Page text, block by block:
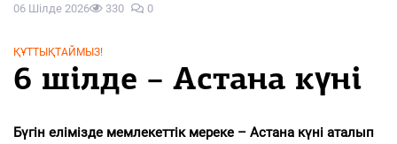
06 Шілде 2026 330 0
ҚҰТТЫҚТАЙМЫЗ!
6 шілде – Астана күні
Бүгін елімізде мемлекеттік мереке – Астана күні аталып